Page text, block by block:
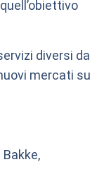
diversi da
mercati su